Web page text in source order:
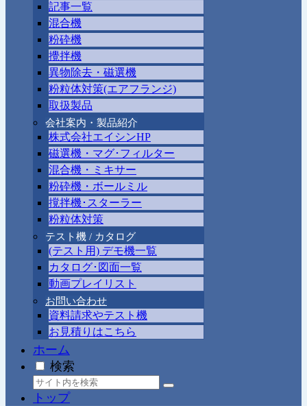
記事一覧
混合機
粉砕機
攪拌機
異物除去・磁選機
粉粒体対策(エアフランジ)
取扱製品
会社案内・製品紹介
株式会社エイシンHP
磁選機・マグ･フィルター
混合機・ミキサー
粉砕機・ボールミル
撹拌機･スターラー
粉粒体対策
テスト機 / カタログ
(テスト用) デモ機一覧
カタログ･図面一覧
動画プレイリスト
お問い合わせ
資料請求やテスト機
お見積りはこちら
ホーム
検索
トップ